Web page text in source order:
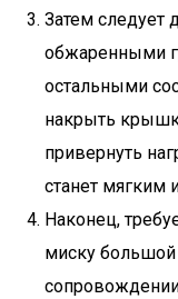
Затем следует
обжаренными
остальными
накрыть
привернуть
станет мягким
Наконец,
миску большой